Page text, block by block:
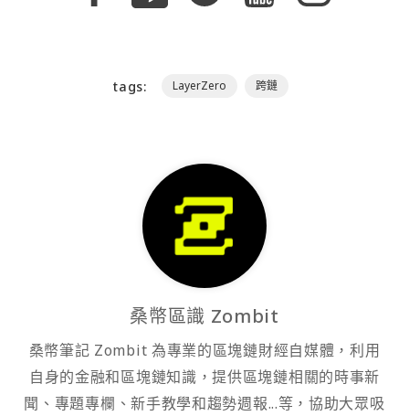
tags: LayerZero 跨鏈
桑幣區識 Zombit
桑幣筆記 Zombit 為專業的區塊鏈財經自媒體，利用
自身的金融和區塊鏈知識，提供區塊鏈相關的時事新
聞、專題專欄、新手教學和趨勢週報...等，協助大眾吸